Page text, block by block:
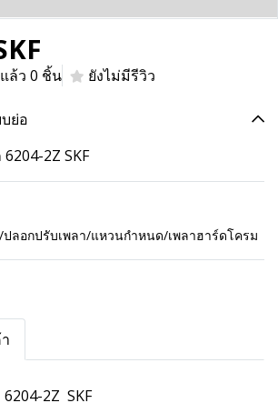
ล้ว 0 ชิ้น
ยังไม่มีรีวิว
ย่อ
2Z SKF
ลอกปรับเพลา/แหวนกำหนด/เพลาฮาร์ดโครม
2Z SKF